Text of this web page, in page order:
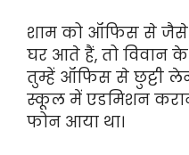
शाम को ऑफिस से जैसे
घर आते हैं, तो विवान
तुम्हें ऑफिस से छुट्टी
स्कूल में एडमिशन
फोन आया था।